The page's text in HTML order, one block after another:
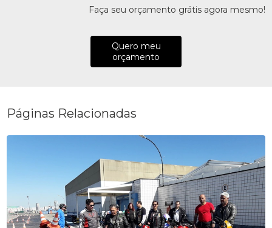
Faça seu orçamento grátis agora mesmo!
Quero meu
orçamento
Páginas Relacionadas